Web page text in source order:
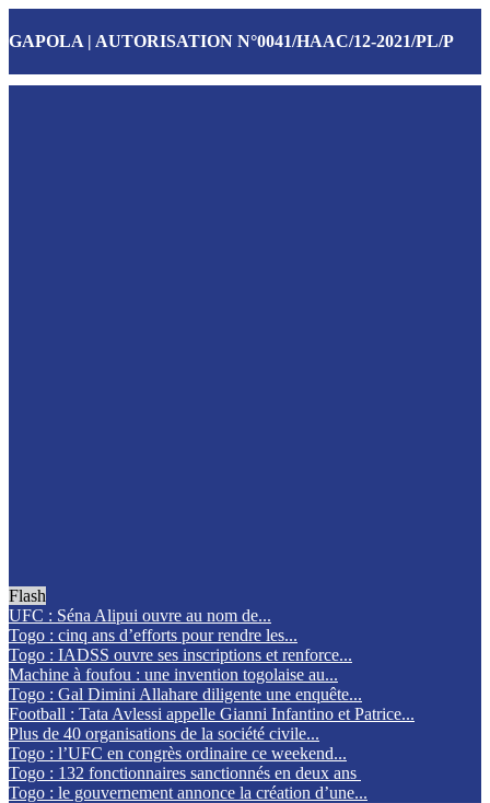
GAPOLA | AUTORISATION N°0041/HAAC/12-2021/PL/P
Flash
UFC : Séna Alipui ouvre au nom de...
Togo : cinq ans d’efforts pour rendre les...
Togo : IADSS ouvre ses inscriptions et renforce...
Machine à foufou : une invention togolaise au...
Togo : Gal Dimini Allahare diligente une enquête...
Football : Tata Avlessi appelle Gianni Infantino et Patrice...
Plus de 40 organisations de la société civile...
Togo : l’UFC en congrès ordinaire ce weekend...
Togo : 132 fonctionnaires sanctionnés en deux ans
Togo : le gouvernement annonce la création d’une...